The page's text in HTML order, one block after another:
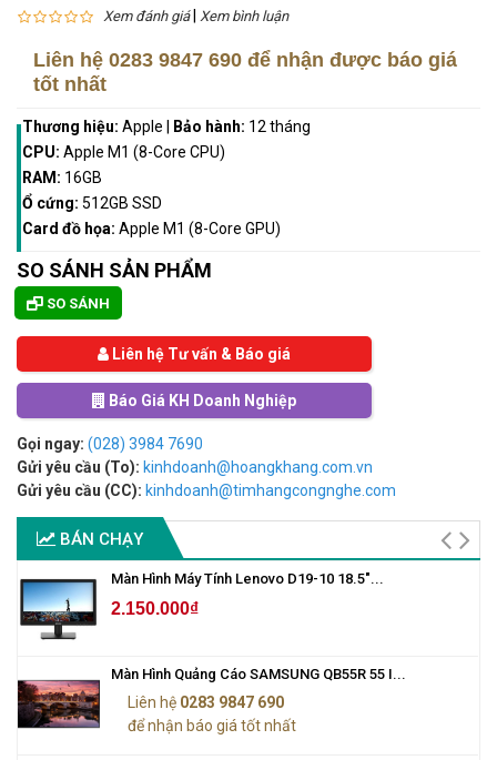
Xem đánh giá| Xem bình luận
Liên hệ 0283 9847 690 để nhận được báo giá
tốt nhất
Thương hiệu: Apple Bảo hành: 12 tháng
CPU: Apple M1 (8-Core CPU)
RAM: 16GB
Ổ cứng: 512GB SSD
Card đồ họa: Apple M1 (8-Core GPU)
SO SÁNH SẢN PHẨM
SO SÁNH
Liên hệ Tư vấn & Báo giá
Báo Giá KH Doanh Nghiệp
Gọi ngay: (028) 3984 7690
Gửi yêu cầu (To): kinhdoanh@hoangkhang.com.vn
Gửi yêu cầu (CC): kinhdoanh@timhangcongnghe.com
BÁN CHẠY
Màn Hình Máy Tính Lenovo D19-10 18.5"...
2.150.000₫
Màn Hình Quảng Cáo SAMSUNG QB55R 55 I...
Liên hệ 0283 9847 690
để nhận báo giá tốt nhất